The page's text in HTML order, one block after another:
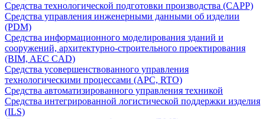
Средства технологической подготовки производства (CAPP)
Средства управления инженерными данными об изделии
(PDM)
Средства информационного моделирования зданий и
сооружений, архитектурно-строительного проектирования
(BIM, AEC CAD)
Средства усовершенствованного управления
технологическими процессами (APC, RTO)
Средства автоматизированного управления техникой
Средства интегрированной логистической поддержки изделия
(ILS)